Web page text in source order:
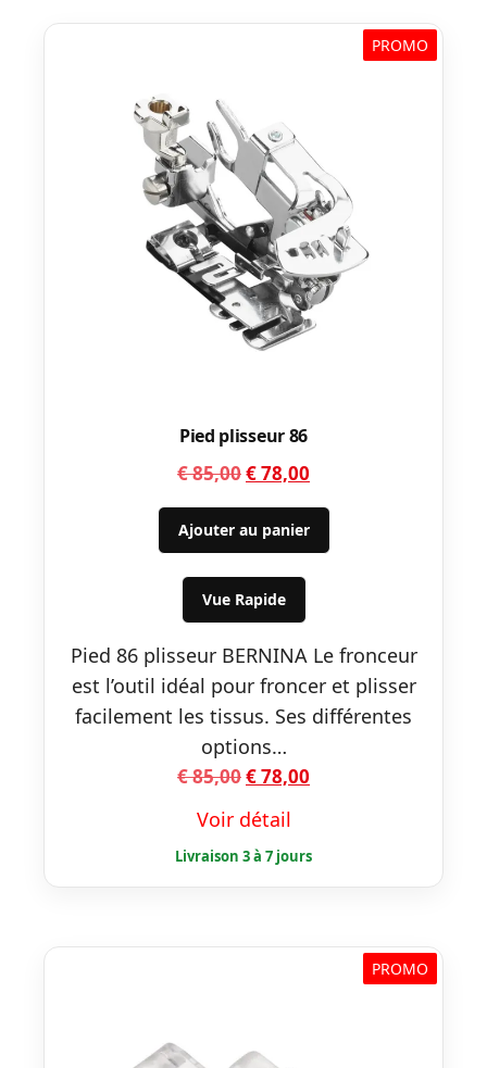
PROMO
Pied plisseur 86
€85,00Le
prix
initial
était :
€ 85,00.
€78,00
prix
actuel
est :
Ajouter au panier
Vue Rapide
Pied 86 plisseur BERNINA Le fronceur
est l’outil idéal pour froncer et plisser
facilement les tissus. Ses différentes
options…
€85,00Le
initial
était :
€ 85,00.
€78,00
est :
€ 78,00.
Voir détail
PROMO